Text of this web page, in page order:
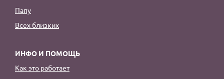
Папу
Всех близких
ИНФО И ПОМОЩЬ
Как это работает